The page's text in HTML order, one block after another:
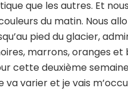
que les autres. Et
du matin. Nous
pied du glacier,
marrons, oranges et
cette deuxième
va varier et je vais